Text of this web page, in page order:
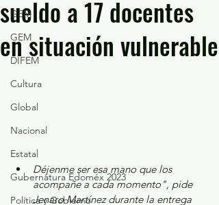
GEM
GEM
DIFEM
Cultura
Global
Nacional
Estatal
Gubernatura Edoméx 2023
Política y Gobierno
sueldo a 17 docentes
en situación vulnerable
Déjenme ser esa mano que los
acompañe a cada momento", pide
Jenaro Martínez durante la entrega